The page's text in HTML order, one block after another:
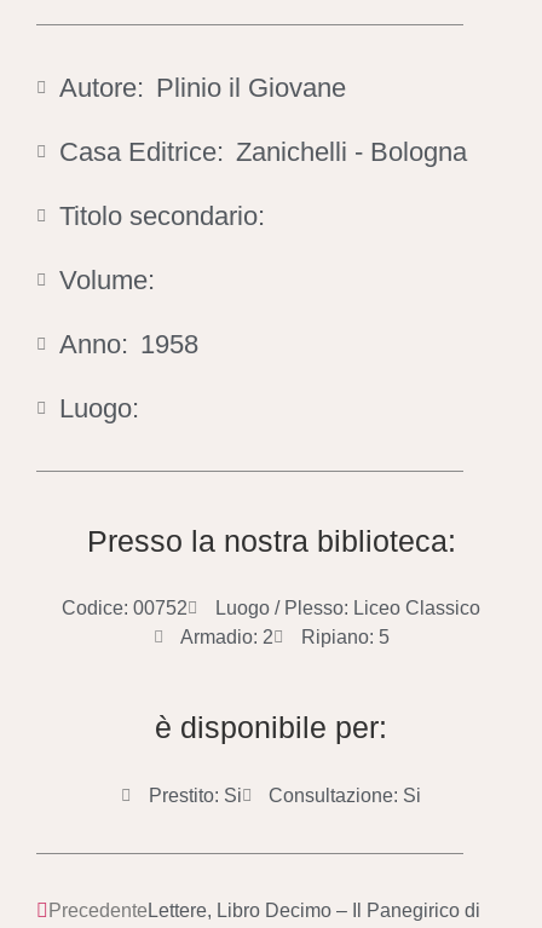
Autore: Plinio il Giovane
Casa Editrice: Zanichelli - Bologna
Titolo secondario:
Volume:
Anno: 1958
Luogo:
Presso la nostra biblioteca:
Codice: 00752
Luogo / Plesso: Liceo Classico
Armadio: 2
Ripiano: 5
è disponibile per:
Prestito: Si Consultazione: Si
Precedente Lettere, Libro Decimo – Il Panegirico di